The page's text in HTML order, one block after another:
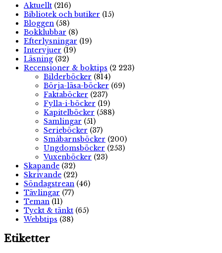
Aktuellt (216)
Bibliotek och butiker (15)
Bloggen (58)
Bokklubbar (8)
Efterlysningar (19)
Intervjuer (19)
Läsning (32)
Recensioner & boktips (2 223)
Bilderböcker (814)
Börja-läsa-böcker (69)
Faktaböcker (237)
Fylla-i-böcker (19)
Kapitelböcker (588)
Samlingar (51)
Serieböcker (37)
Småbarnsböcker (200)
Ungdomsböcker (253)
Vuxenböcker (23)
Skapande (32)
Skrivande (22)
Söndagstrean (46)
Tävlingar (77)
Teman (11)
Tyckt & tänkt (65)
Webbtips (38)
Etiketter